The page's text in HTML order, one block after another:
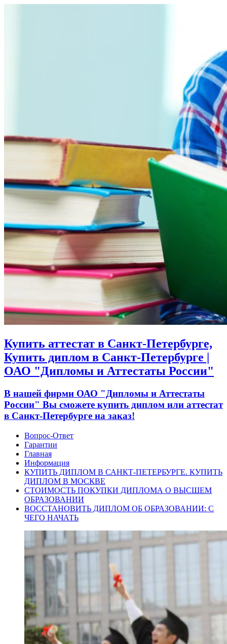
Купить аттестат в Санкт-Петербурге,
Купить диплом в Санкт-Петербурге |
ОАО "Дипломы и Аттестаты России"
В нашей фирми ОАО "Дипломы и Аттестаты
России" Вы сможете купить диплом или аттестат
в Санкт-Петербурге на заказ!
Вопрос-Ответ
Гарантии
Главная
Информация
КУПИТЬ ДИПЛОМ В САНКТ-ПЕТЕРБУРГЕ. КУПИТЬ
ДИПЛОМ В МОСКВЕ
СТОИМОСТЬ ПОКУПКИ ДИПЛОМА О ВЫСШЕМ
ОБРАЗОВАНИИ
ВОССТАНОВИТЬ ДИПЛОМ ОБ ОБРАЗОВАНИИ: С
ЧЕГО НАЧАТЬ